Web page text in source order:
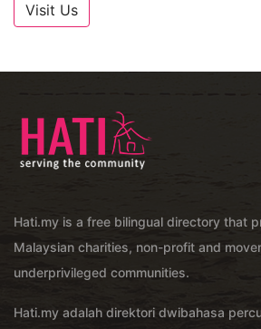
Visit Us
Hati.my is a free bilingual directory that
Malaysian charities, non-profit and
underprivileged communities.
Hati.my adalah direktori dwibahasa